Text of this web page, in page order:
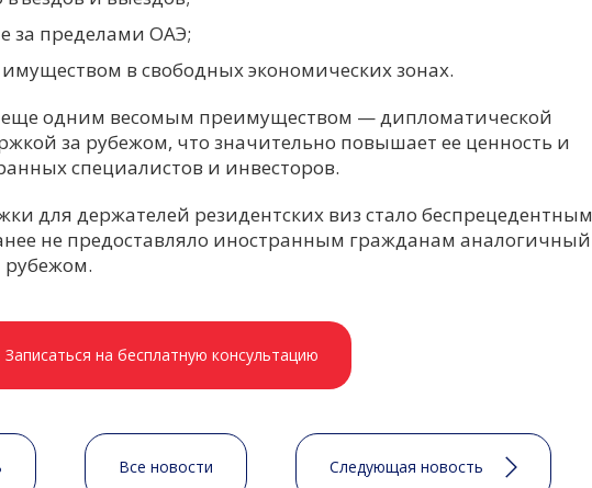
за пределами ОАЭ;
в свободных экономических зонах.
одним весомым преимуществом — дипломатической
за рубежом, что значительно повышает ее ценность и
специалистов и инвесторов.
для держателей резидентских виз стало беспрецедентным
не предоставляло иностранным гражданам аналогичный
рубежом.
Записаться на бесплатную консультацию
Все новости Следующая новость